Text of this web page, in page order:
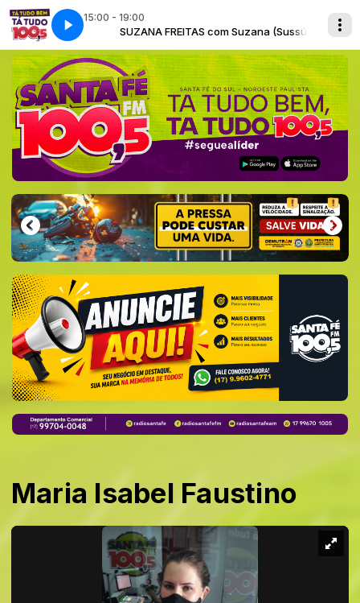
15:00 - 19:00
(Sussú) SUZANA FREITAS com Suzana (Sussú)
Maria Isabel Faustino